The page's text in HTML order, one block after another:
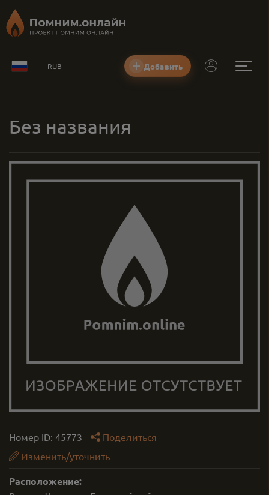
RUB Добавить
Без названия
Номер ID: 45773
Поделиться
Изменить/уточнить
Расположение: